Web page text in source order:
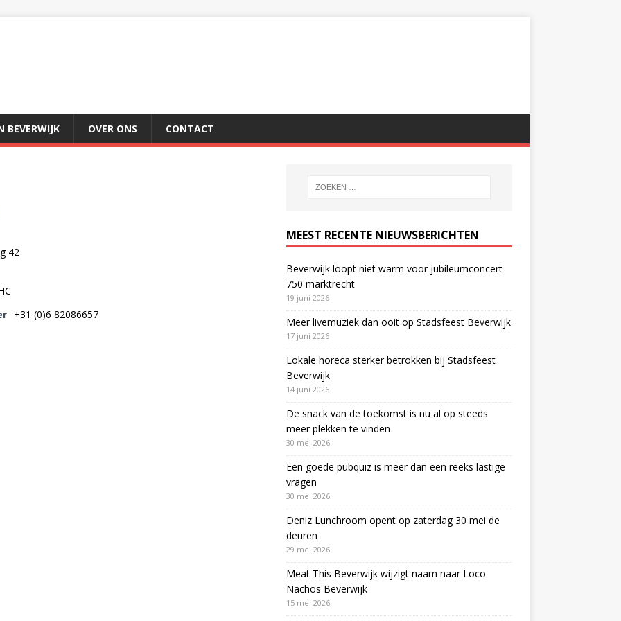
BEVERWIJK OVER ONS CONTACT
42
+31 (0)6 82086657
MEEST RECENTE NIEUWSBERICHTEN
Beverwijk loopt niet warm voor jubileumconcert
750 marktrecht
19 juni 2026
Meer livemuziek dan ooit op Stadsfeest Beverwijk
17 juni 2026
Lokale horeca sterker betrokken bij Stadsfeest
Beverwijk
14 juni 2026
De snack van de toekomst is nu al op steeds
meer plekken te vinden
30 mei 2026
Een goede pubquiz is meer dan een reeks lastige
vragen
30 mei 2026
Deniz Lunchroom opent op zaterdag 30 mei de
deuren
29 mei 2026
Meat This Beverwijk wijzigt naam naar Loco
Nachos Beverwijk
15 mei 2026